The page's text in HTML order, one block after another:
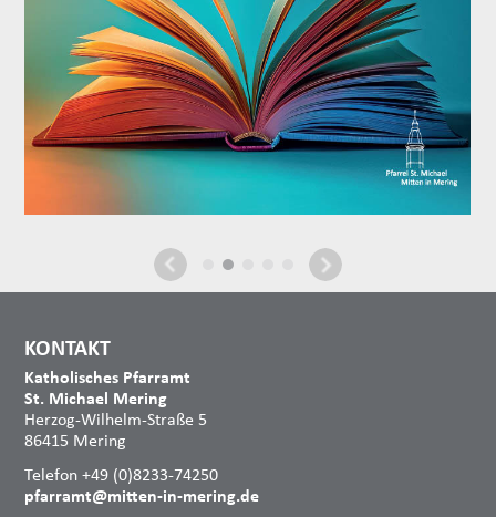
KONTAKT
Katholisches Pfarramt
St. Michael Mering
Herzog-Wilhelm-Straße 5
86415 Mering
Telefon +49 (0)8233-74250
pfarramt@mitten-in-mering.de